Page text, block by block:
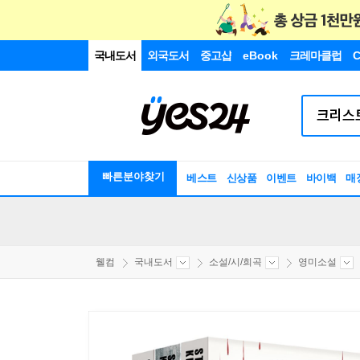
국내도서 외국도서 중고샵 eBook 크레마클럽
빠른분야찾기 베스트 신상품 이벤트 바이백 매
웰컴 국내도서 소설/시/희곡 영미소설